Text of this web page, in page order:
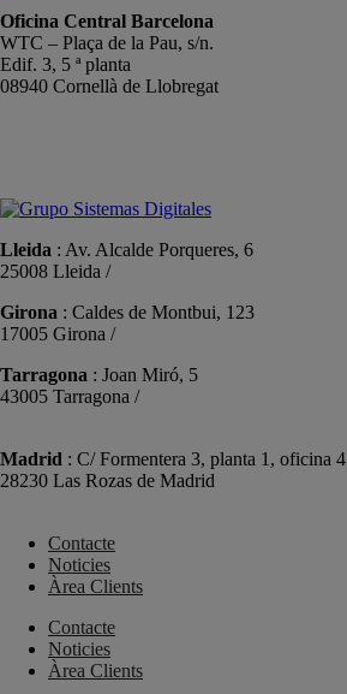
Oficina Central Barcelona
WTC – Plaça de la Pau, s/n.
Edif. 3, 5 ª planta
08940 Cornellà de Llobregat
Lleida : Av. Alcalde Porqueres, 6
25008 Lleida /
Girona : Caldes de Montbui, 123
17005 Girona /
Tarragona : Joan Miró, 5
43005 Tarragona /
Madrid : C/ Formentera 3, planta 1, oficina 4
28230 Las Rozas de Madrid
Contacte
Noticies
Àrea Clients
Contacte
Noticies
Àrea Clients